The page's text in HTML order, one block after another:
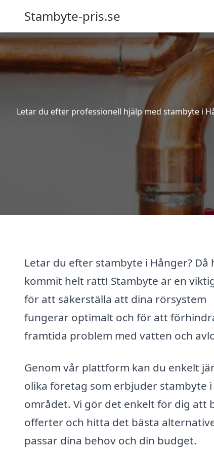
Stambyte-pris.se
Letar du efter professionell hjälp med stambyte i
Letar du efter stambyte i Hånger? Då
kommit helt rätt! Stambyte är en
för att säkerställa att dina rörsystem
fungerar optimalt och för att
framtida problem med vatten och
Genom vår plattform kan du enkelt
olika företag som erbjuder stambyte i
området. Vi gör det enkelt för dig att
offerter och hitta det bästa
passar dina behov och din budget.